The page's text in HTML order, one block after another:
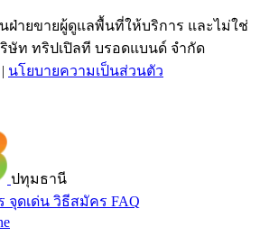
ฝ่ายขายผู้ดูแลพื้นที่ให้บริการ และไม่ใช่
ษัท ทริปเปิลที บรอดแบนด์ จำกัด
| นโยบายความเป็นส่วนตัว
ปทุมธานี
จุดเด่น วิธีสมัคร FAQ
121-4430
Line @tan3bb